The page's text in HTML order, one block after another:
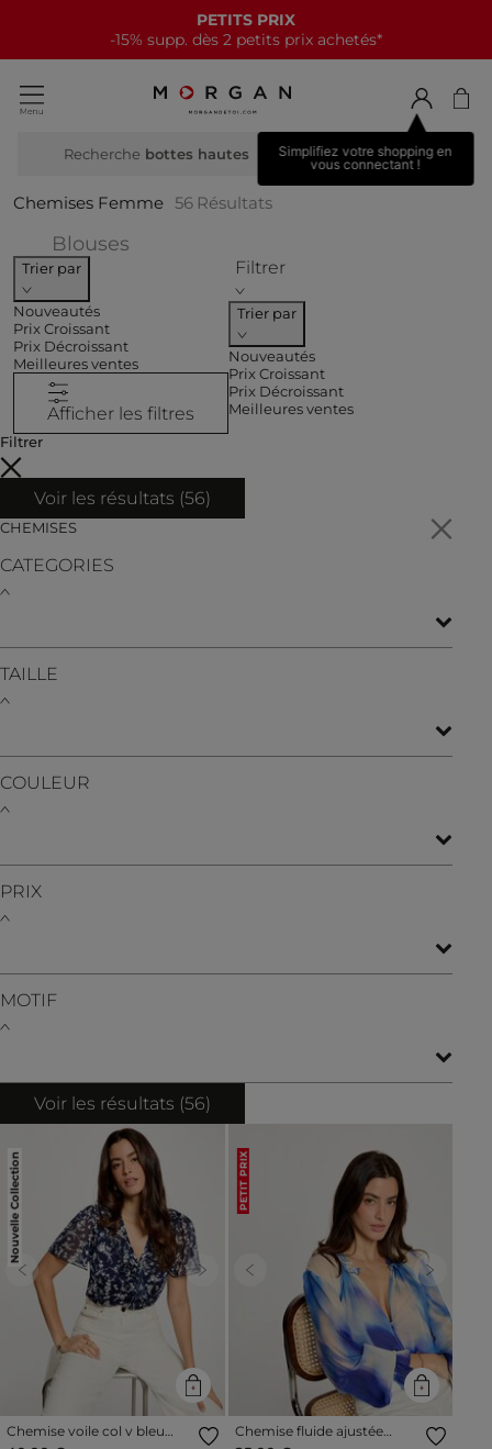
NOUVELLE COLLECTION
15€ offerts tous les 70€*
Simplifiez votre shopping en
vous connectant !
Recherche m
Chemises Femme 56 Résultats
Blouses
Trier par
Nouveautés
Prix Croissant
Prix Décroissant
Meilleures ventes
Afficher les filtres
Filtrer
Trier par
Nouveautés
Prix Croissant
Prix Décroissant
Meilleures ventes
Filtrer
Voir les résultats (56)
CHEMISES
CATEGORIES
TAILLE
COULEUR
PRIX
MOTIF
Voir les résultats (56)
Nouvelle Collection
Previous Next
Chemise voile col v bleu
marine femme
PETIT PRIX
Previous Next
Chemise fluide ajustée
multicolore femme